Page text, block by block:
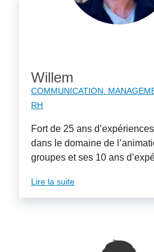
Willem
COMMUNICATION
RH
Fort de 25 ans
dans le domaine de
groupes et ses 10 ans
Lire la suite